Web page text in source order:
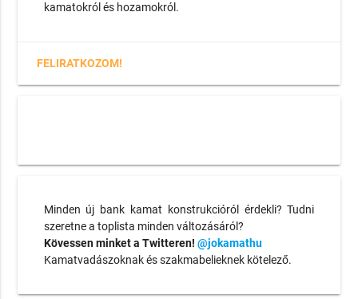
kamatokról és hozamokról.
FELIRATKOZOM!
Minden új bank kamat konstrukcióról érdekli? Tudni
szeretne a toplista minden változásáról?
Kövessen minket a Twitteren! @jokamathu
Kamatvadászoknak és szakmabelieknek kötelező.